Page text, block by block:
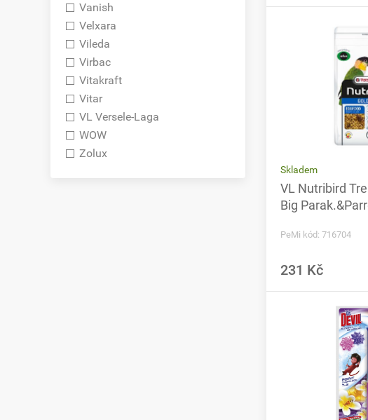
Vanish
Velxara
Vileda
Virbac
Vitakraft
Vitar
VL Versele-Laga
WOW
Zolux
Skladem
VL Nutribird
Big
PeMi kód: 716704
231 Kč